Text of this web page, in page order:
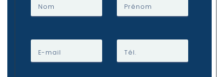
Nom Prénom
E-mail Tél.